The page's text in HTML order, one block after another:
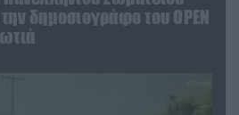
δημοσιογράφο του OPEN